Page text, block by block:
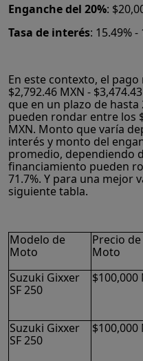
Enganche del 20%:
Tasa de interés: 15.49% -
En este contexto, el
$2,792.46 MXN -
que en un plazo de
pueden rondar entre los
MXN. Monto que varía
interés y monto del
promedio, dependiendo
financiamiento pueden
71.7%. Y para una mejor
siguiente tabla.
Modelo de
Moto
Precio de
Moto
Suzuki Gixxer
SF 250
$100,000
Suzuki Gixxer
SF 250
$100,000